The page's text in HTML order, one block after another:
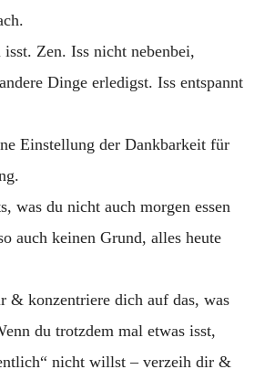
isst. Zen. Iss nicht nebenbei,
Dinge erledigst. Iss entspannt
Einstellung der Dankbarkeit für
was du nicht auch morgen essen
auch keinen Grund, alles heute
& konzentriere dich auf das, was
du trotzdem mal etwas isst,
nicht willst – verzeih dir &